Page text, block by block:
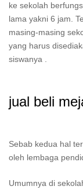
ke sekolah
lama yakni 6 jam.
masing-masing
yang harus
siswanya .
jual beli
Sebab kedua hal
oleh lembaga
Umumnya di